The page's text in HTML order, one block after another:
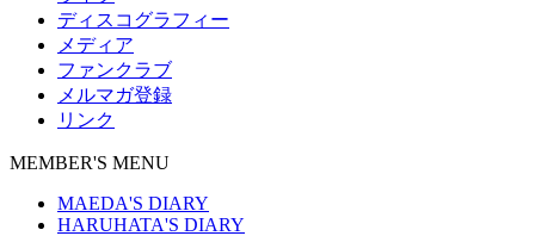
ディスコグラフィー
メディア
ファンクラブ
メルマガ登録
リンク
MEMBER'S MENU
MAEDA'S DIARY
HARUHATA'S DIARY